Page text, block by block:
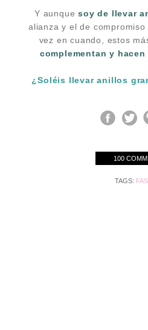
Y aunquesoy de llevar
alianza y el de
vez en cuando, estos
complementan y hacen
¿Soléis llevar anillos
100
TAGS: